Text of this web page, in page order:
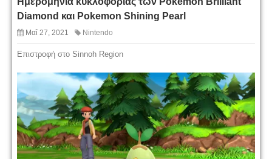
Diamond και Pokemon Shining Pearl
Μαΐ 27, 2021 Nintendo
Επιστροφή στο Sinnoh Region